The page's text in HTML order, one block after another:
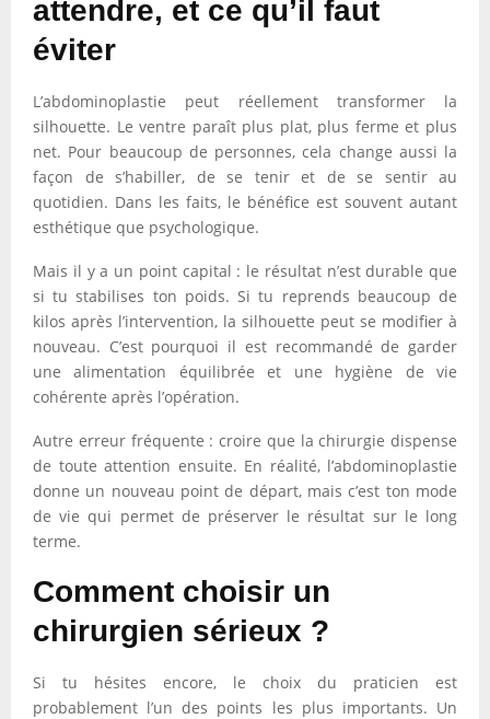
attendre, et ce qu’il faut
éviter
L’abdominoplastie peut réellement transformer la
silhouette. Le ventre paraît plus plat, plus ferme et plus
net. Pour beaucoup de personnes, cela change aussi la
façon de s’habiller, de se tenir et de se sentir au
quotidien. Dans les faits, le bénéfice est souvent autant
esthétique que psychologique.
Mais il y a un point capital : le résultat n’est durable que
si tu stabilises ton poids. Si tu reprends beaucoup de
kilos après l’intervention, la silhouette peut se modifier à
nouveau. C’est pourquoi il est recommandé de garder
une alimentation équilibrée et une hygiène de vie
cohérente après l’opération.
Autre erreur fréquente : croire que la chirurgie dispense
de toute attention ensuite. En réalité, l’abdominoplastie
donne un nouveau point de départ, mais c’est ton mode
de vie qui permet de préserver le résultat sur le long
terme.
Comment choisir un
chirurgien sérieux ?
Si tu hésites encore, le choix du praticien est
probablement l’un des points les plus importants. Un